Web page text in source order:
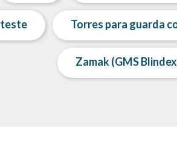
teste Torres para guarda
Zamak (GMS